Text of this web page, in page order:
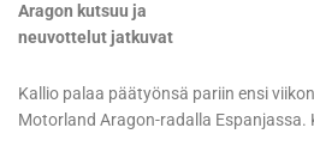
Aragon kutsuu ja
neuvottelut jatkuvat
Kallio palaa päätyönsä pariin ensi
Motorland Aragon-radalla Espanjassa.